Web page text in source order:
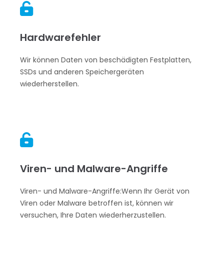

Hardwarefehler
Wir können Daten von beschädigten Festplatten,
SSDs und anderen Speichergeräten
wiederherstellen.

Viren- und Malware-Angriffe
Viren- und Malware-Angriffe:Wenn Ihr Gerät von
Viren oder Malware betroffen ist, können wir
versuchen, Ihre Daten wiederherzustellen.